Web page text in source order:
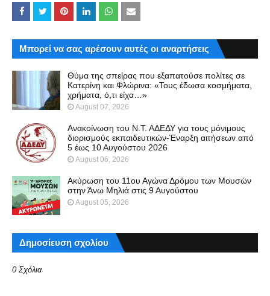
Μπορεί να σας αρέσουν αυτές οι αναρτήσεις
Θύμα της σπείρας που εξαπατούσε πολίτες σε
Κατερίνη και Φλώρινα: «Τους έδωσα κοσμήματα,
χρήματα, ό,τι είχα…»
August 07, 2026
Ανακοίνωση του Ν.Τ. ΑΔΕΔΥ για τους μόνιμους
διορισμούς εκπαιδευτικών-Έναρξη αιτήσεων από
5 έως 10 Αυγούστου 2026
August 06, 2026
Ακύρωση του 11ου Αγώνα Δρόμου των Μουσών
στην Άνω Μηλιά στις 9 Αυγούστου
August 05, 2026
Δημοσίευση σχολίου
0 Σχόλια